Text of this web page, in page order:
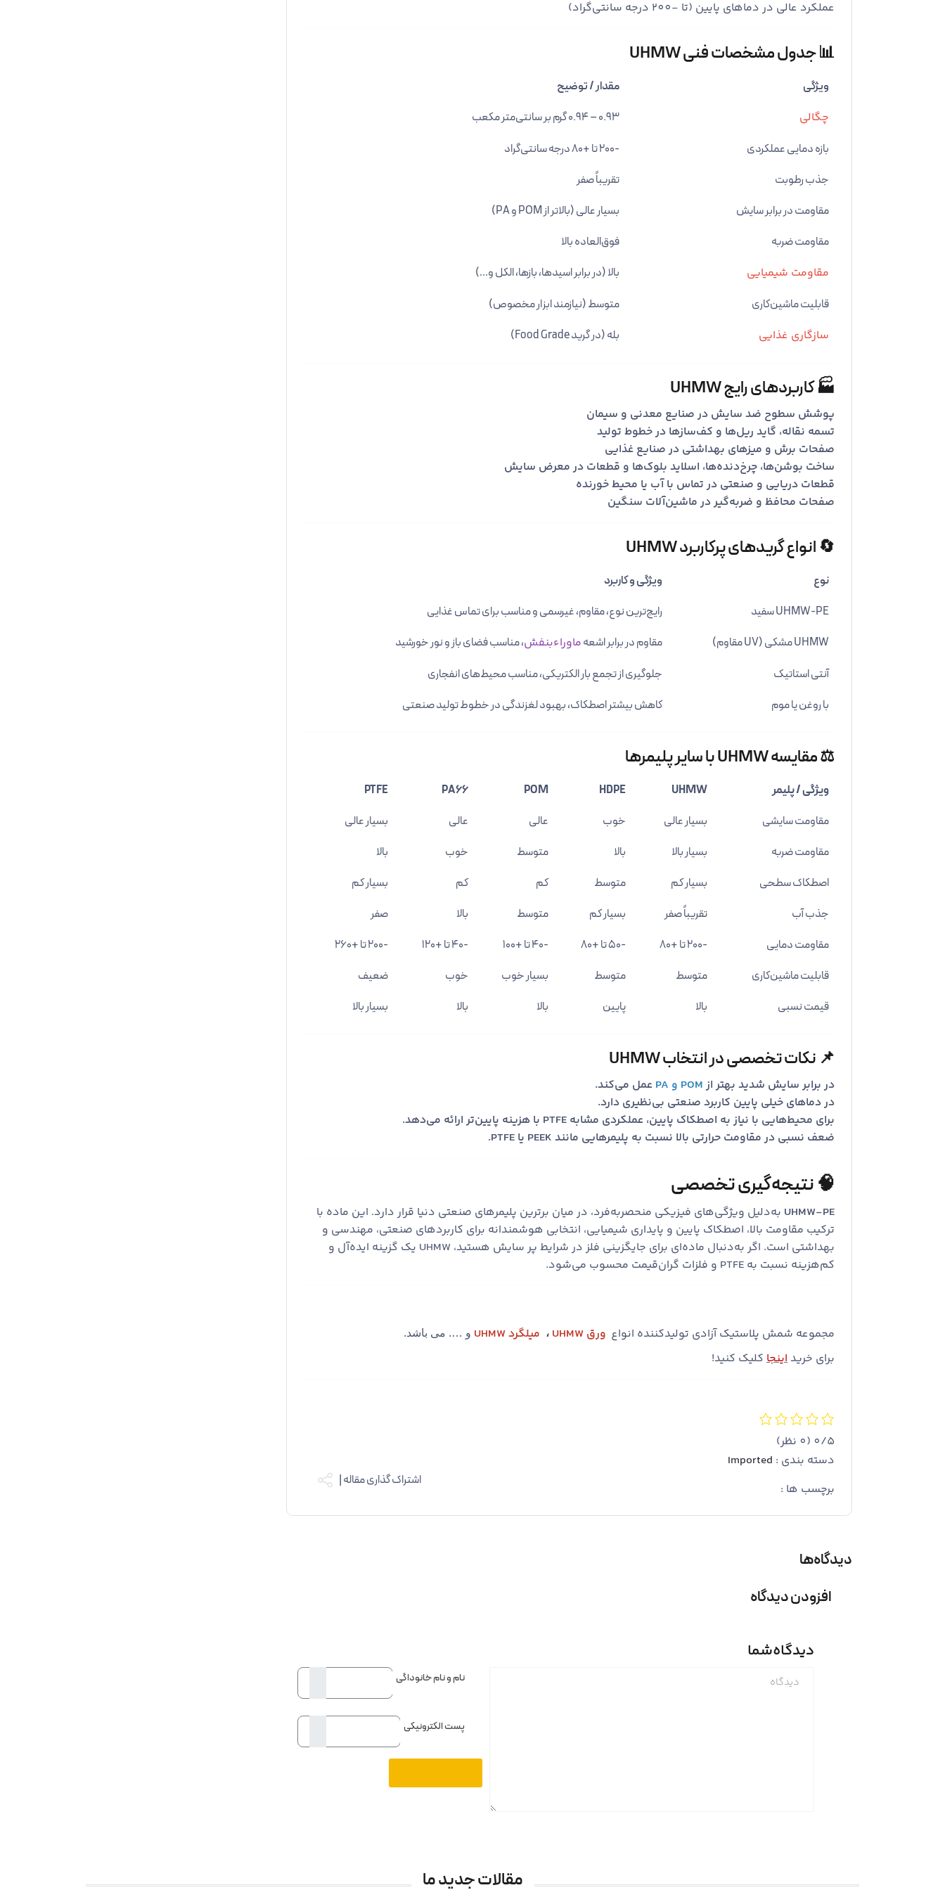
عملکرد عالی در دماهای پایین (تا -200 درجه سانتی‌گراد)
📊 جدول مشخصات فنی UHMW
ویژگی مقدار / توضیح
چگالی
0.93 – 0.94 گرم بر سانتی‌متر مکعب
بازه دمایی عملکردی
-200 تا +80 درجه سانتی‌گراد
جذب رطوبت
تقریباً صفر
مقاومت در برابر سایش
بسیار عالی (بالاتر از POM و PA)
مقاومت ضربه
فوق‌العاده بالا
مقاومت شیمیایی
بالا (در برابر اسیدها، بازها، الکل و…)
قابلیت ماشین‌کاری
متوسط (نیازمند ابزار مخصوص)
سازگاری غذایی بله (در گرید Food Grade)
🏭 کاربردهای رایج UHMW
پوشش سطوح ضد سایش در صنایع معدنی و سیمان
تسمه نقاله، گاید ریل‌ها و کف‌سازها در خطوط تولید
صفحات برش و میزهای بهداشتی در صنایع غذایی
ساخت بوشن‌ها، چرخ‌دنده‌ها، اسلاید بلوک‌ها و قطعات در معرض سایش
قطعات دریایی و صنعتی در تماس با آب یا محیط خورنده
صفحات محافظ و ضربه‌گیر در ماشین‌آلات سنگین
🔄 انواع گریدهای پرکاربرد UHMW
نوع
ویژگی و کاربرد
UHMW-PE سفید
رایج‌ترین نوع، مقاوم، غیرسمی و مناسب برای تماس غذایی
UHMW مشکی (UV مقاوم)
مقاوم در برابر اشعهماوراءبنفش، مناسب فضای باز و نور خورشید
آنتی استاتیک
جلوگیری از تجمع بار الکتریکی، مناسب محیط‌های انفجاری
با روغن یا موم
کاهش بیشتر اصطکاک، بهبود لغزندگی در خطوط تولید صنعتی
⚖️ مقایسه UHMW با سایر پلیمرها
ویژگی / پلیمر UHMW
HDPE
POM
PA66
PTFE
مقاومت سایشی
بسیار عالی خوب عالی عالی
بسیار عالی
مقاومت ضربه
بسیار بالا بالا متوسط خوب
بالا
اصطکاک سطحی
بسیار کم متوسط کم کم
بسیار کم
جذب آب
تقریباً صفر بسیار کم متوسط بالا
صفر
مقاومت دمایی
-200 تا +80 -50 تا +80 -40 تا +100 -40 تا +120
-200 تا +260
قابلیت ماشین‌کاری
متوسط متوسط بسیار خوب خوب
ضعیف
قیمت نسبی
بالا پایین بالا بالا بسیار بالا
📌 نکات تخصصی در انتخاب UHMW
در برابر سایش شدید بهتر از POM و PA
عمل می‌کند.
در دماهای خیلی پایین کاربرد صنعتی بی‌نظیری دارد.
برای محیط‌هایی با نیاز به اصطکاک پایین، عملکردی مشابه PTFE با هزینه پایین‌تر ارائه می‌دهد.
ضعف نسبی در مقاومت حرارتی بالا نسبت به پلیمرهایی مانند PEEK یا PTFE.
🧠 نتیجه‌گیری تخصصی
UHMW-PE به‌دلیل ویژگی‌های فیزیکی منحصربه‌فرد، در میان برترین پلیمرهای صنعتی دنیا قرار دارد. این ماده با
ترکیب مقاومت بالا، اصطکاک پایین و پایداری شیمیایی، انتخابی هوشمندانه برای کاربردهای صنعتی، مهندسی و
بهداشتی است. اگر به‌دنبال ماده‌ای برای جایگزینی فلز در شرایط پر سایش هستید، UHMW یک گزینه ایده‌آل و
کم‌هزینه نسبت به PTFE و فلزات گران‌قیمت محسوب می‌شود.
مجموعه شمش پلاستیک آزادی تولیدکننده انواع ورق UHMW ، میلگرد UHMW و …. می باشد.
برای خرید اینجا کلیک کنید!
0/5 (0 نظر)
دسته بندی : Imported
اشتراک گذاری مقاله |
برچسب ها :
دیدگاه‌ها
افزودن دیدگاه
دیدگاهشما
نام و نام خانوداگی
پست الکترونیکی
مقالات جدید ما